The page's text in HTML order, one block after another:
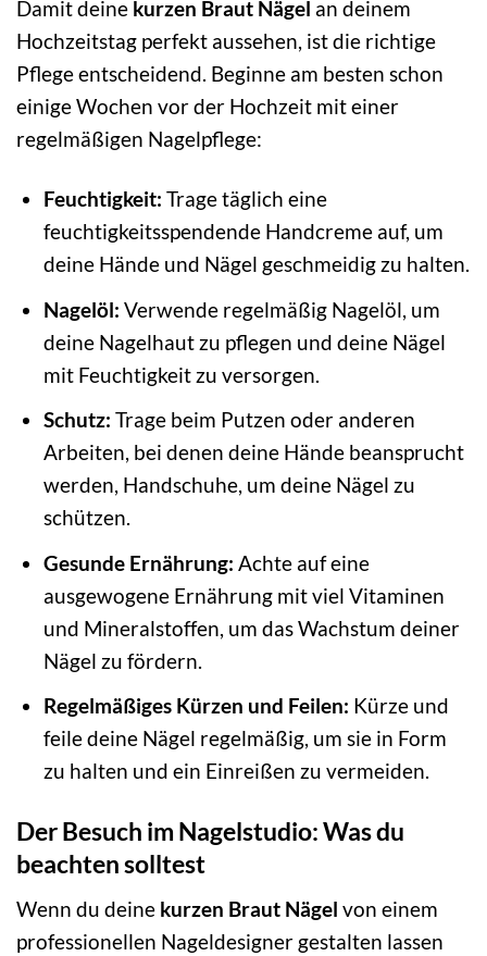
Damit deine kurzen Braut Nägel an deinem
Hochzeitstag perfekt aussehen, ist die richtige
Pflege entscheidend. Beginne am besten schon
einige Wochen vor der Hochzeit mit einer
regelmäßigen Nagelpflege:
Feuchtigkeit: Trage täglich eine
feuchtigkeitsspendende Handcreme auf, um
deine Hände und Nägel geschmeidig zu halten.
Nagelöl: Verwende regelmäßig Nagelöl, um
deine Nagelhaut zu pflegen und deine Nägel
mit Feuchtigkeit zu versorgen.
Schutz: Trage beim Putzen oder anderen
Arbeiten, bei denen deine Hände beansprucht
werden, Handschuhe, um deine Nägel zu
schützen.
Gesunde Ernährung: Achte auf eine
ausgewogene Ernährung mit viel Vitaminen
und Mineralstoffen, um das Wachstum deiner
Nägel zu fördern.
Regelmäßiges Kürzen und Feilen: Kürze und
feile deine Nägel regelmäßig, um sie in Form
zu halten und ein Einreißen zu vermeiden.
Der Besuch im Nagelstudio: Was du
beachten solltest
Wenn du deine kurzen Braut Nägel von einem
professionellen Nageldesigner gestalten lassen